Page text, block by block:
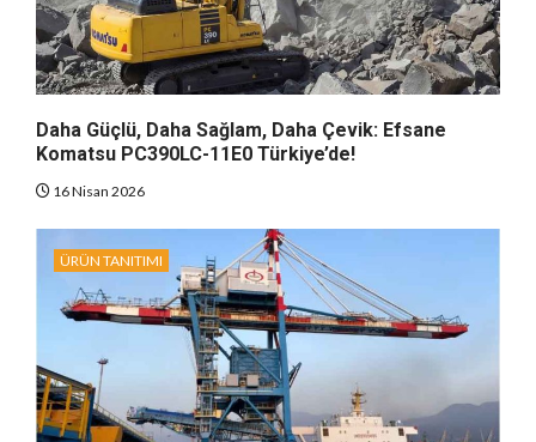
Daha Güçlü, Daha Sağlam, Daha Çevik: Efsane
Komatsu PC390LC-11E0 Türkiye’de!
16 Nisan 2026
ÜRÜN TANITIMI